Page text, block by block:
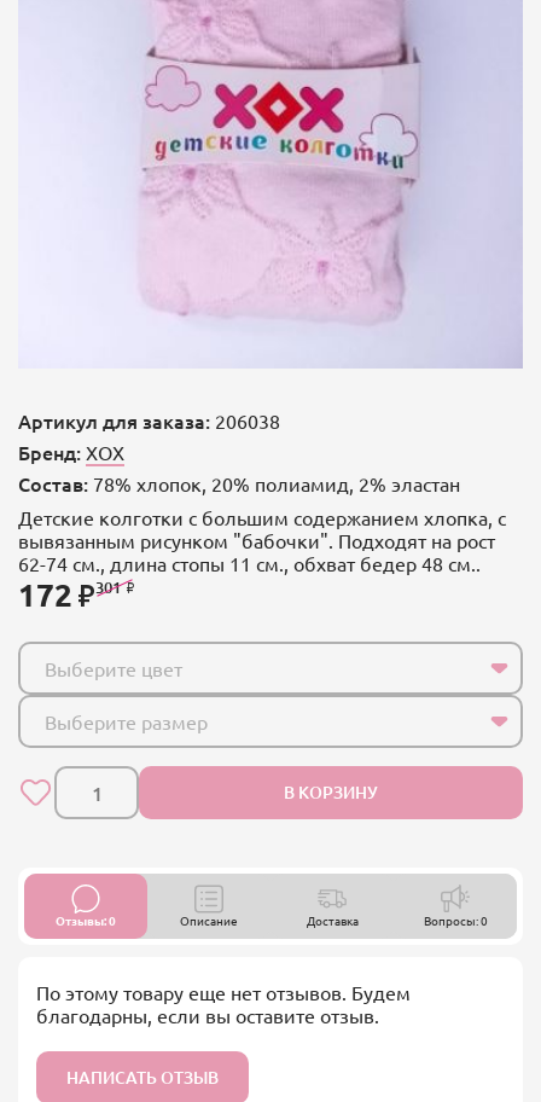
Артикул для заказа: 206038
Бренд: ХОХ
Состав: 78% хлопок, 20% полиамид, 2% эластан
Детские колготки с большим содержанием хлопка, с
вывязанным рисунком "бабочки". Подходят на рост
62-74 см., длина стопы 11 см., обхват бедер 48 см..
172 301
Выберите цвет
Выберите размер
В КОРЗИНУ
Отзывы: 0 Описание Доставка Вопросы: 0
По этому товару еще нет отзывов. Будем
благодарны, если вы оставите отзыв.
НАПИСАТЬ ОТЗЫВ